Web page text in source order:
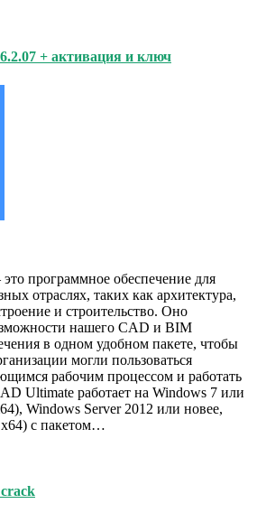
+ активация и ключ
программное обеспечение для
отраслях, таких как архитектура,
и строительство. Оно
нашего CAD и BIM
в одном удобном пакете, чтобы
могли пользоваться
рабочим процессом и работать
Ultimate работает на Windows 7 или
Windows Server 2012 или новее,
с пакетом…